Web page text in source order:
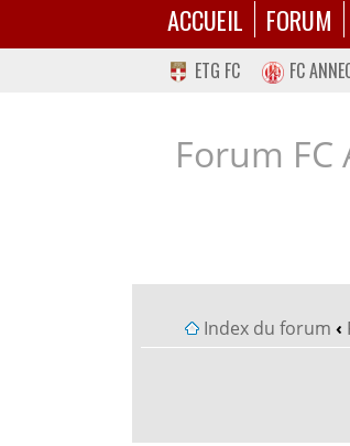
ACCUEIL FORUM
ETG FC FC
Forum
Index du forum ‹